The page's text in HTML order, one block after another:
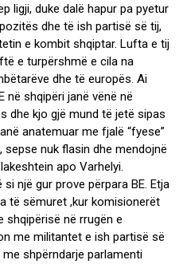
ligji, duke dalë hapur pa pyetur
dhe të ish partisë së tij,
e kombit shqiptar. Lufta e tij
e turpërshmë e cila na
dhe të europës. Ai
në shqipëri janë vënë në
dhe kjo gjë mund të jetë sipas
anatemuar me fjalë “fyese”
sepse nuk flasin dhe mendojnë
apo Varhelyi.
një gur prove përpara BE. Etja
të sëmuret ,kur komisionerët
shqipërisë në rrugën e
me militantet e ish partisë së
shpërndarje parlamenti